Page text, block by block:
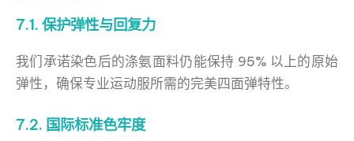
7.1. 保护弹性与回复力
我们承诺染色后的涤氨面料仍能保持 95% 以上的原始
弹性，确保专业运动服所需的完美四面弹特性。
7.2. 国际标准色牢度